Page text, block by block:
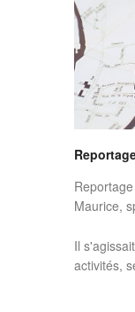
Maurice,
Il
activités,